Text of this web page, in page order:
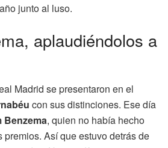
junto al luso.
aplaudiéndolos a
Madrid se presentaron en el
con sus distinciones. Ese día
Benzema, quien no había hecho
premios. Así que estuvo detrás de